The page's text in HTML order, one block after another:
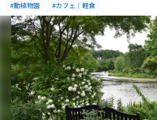
#動植物園 #カフェ｜軽食